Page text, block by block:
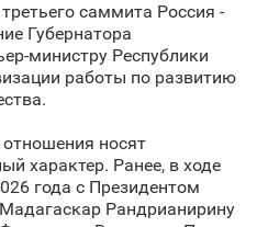
саммита Россия -
Губернатора
министру Республики
работы по развитию
носят
характер. Ранее, в ходе
года с Президентом
Рандрианирину